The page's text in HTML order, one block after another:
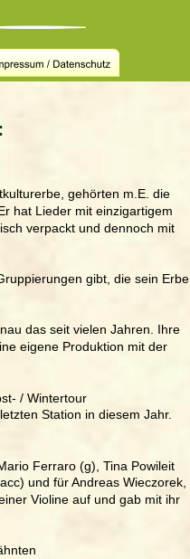
gehörten m.E. die
hat Lieder mit einzigartigem
verpackt und dennoch mit
gibt, die sein Erbe
das seit vielen Jahren. Ihre
eigene Produktion mit der
/ Wintertour
Station in diesem Jahr.
Ferraro (g), Tina Powileit
und für Andreas Wieczorek,
Violine auf und gab mit ihr